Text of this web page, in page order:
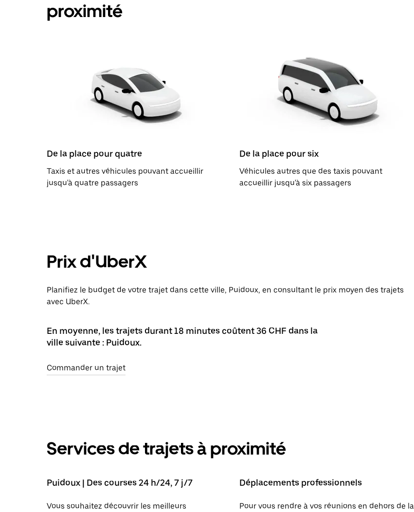
proximité
De la place pour quatre
Taxis et autres véhicules pouvant accueillir
jusqu'à quatre passagers
De la place pour six
Véhicules autres que des taxis pouvant
accueillir jusqu'à six passagers
Prix d'UberX
Planifiez le budget de votre trajet dans cette ville, Puidoux, en consultant le prix moyen des trajets
avec UberX.
En moyenne, les trajets durant 18 minutes coûtent 36 CHF dans la
ville suivante : Puidoux.
Commander un trajet
Services de trajets à proximité
Puidoux | Des courses 24 h/24, 7 j/7
Vous souhaitez découvrir les meilleurs
Déplacements professionnels
Pour vous rendre à vos réunions en dehors de la